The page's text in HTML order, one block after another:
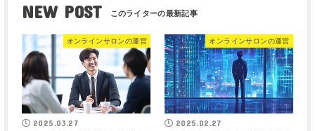
NEW POST
オンラインサロンの運営
2025.03.27
オンラインサロンの運営
2025.02.27